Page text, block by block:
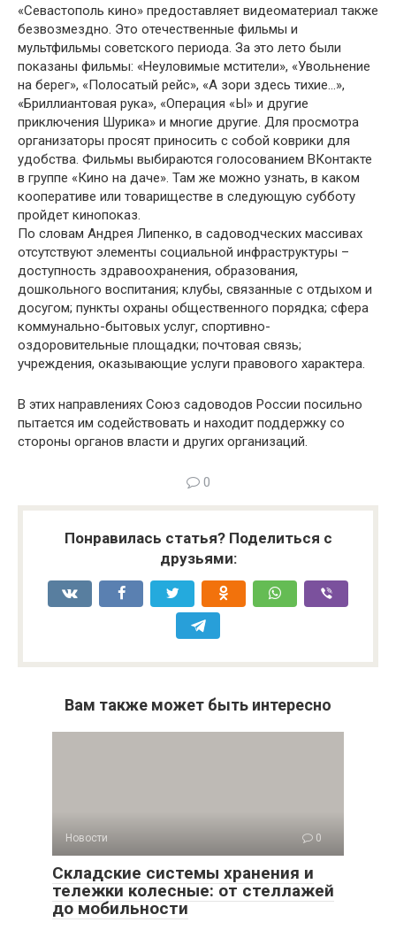
«Севастополь кино» предоставляет видеоматериал также
безвозмездно. Это отечественные фильмы и
мультфильмы советского периода. За это лето были
показаны фильмы: «Неуловимые мстители», «Увольнение
на берег», «Полосатый рейс», «А зори здесь тихие…»,
«Бриллиантовая рука», «Операция «Ы» и другие
приключения Шурика» и многие другие. Для просмотра
организаторы просят приносить с собой коврики для
удобства. Фильмы выбираются голосованием ВКонтакте
в группе «Кино на даче». Там же можно узнать, в каком
кооперативе или товариществе в следующую субботу
пройдет кинопоказ.
По словам Андрея Липенко, в садоводческих массивах
отсутствуют элементы социальной инфраструктуры –
доступность здравоохранения, образования,
дошкольного воспитания; клубы, связанные с отдыхом и
досугом; пункты охраны общественного порядка; сфера
коммунально-бытовых услуг, спортивно-
оздоровительные площадки; почтовая связь;
учреждения, оказывающие услуги правового характера.
В этих направлениях Союз садоводов России посильно
пытается им содействовать и находит поддержку со
стороны органов власти и других организаций.
0
Понравилась статья? Поделиться с
друзьями:
Вам также может быть интересно
Новости 0
Складские системы хранения и
тележки колесные: от стеллажей
до мобильности